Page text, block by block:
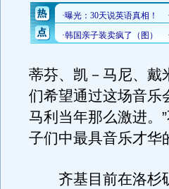
蒂芬、凯－马尼、戴
们希望通过这场音乐
马利当年那么激进。
子们中最具音乐才华
齐基目前在洛杉